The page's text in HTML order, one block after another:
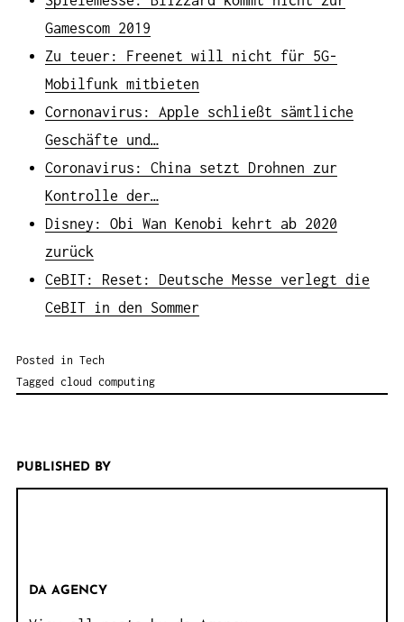
Gamescom 2019
Zu teuer: Freenet will nicht für 5G-
Mobilfunk mitbieten
Cornonavirus: Apple schließt sämtliche
Geschäfte und…
Coronavirus: China setzt Drohnen zur
Kontrolle der…
Disney: Obi Wan Kenobi kehrt ab 2020
zurück
CeBIT: Reset: Deutsche Messe verlegt die
CeBIT in den Sommer
Posted in Tech
Tagged cloud computing
PUBLISHED BY
DA AGENCY